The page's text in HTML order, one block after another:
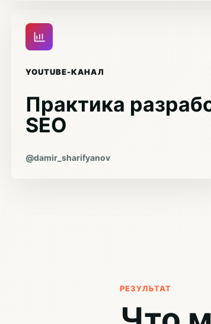
YOUTUBE-КАНАЛ
Практика
SEO
@damir_sharifyanov
РЕЗУЛЬТАТ